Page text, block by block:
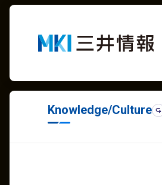
Knowledge/Culture